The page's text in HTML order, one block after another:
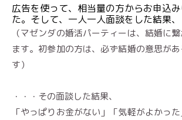
広告を使って、相当量の方からお申込
た。そして、一人一人面談をした結果、
（マゼンダの婚活パーティーは、結婚に
ます。初参加の方は、必ず結婚の意思が
す）
・・・その面談した結果、
「やっぱりお金がない」「気軽がよかっ